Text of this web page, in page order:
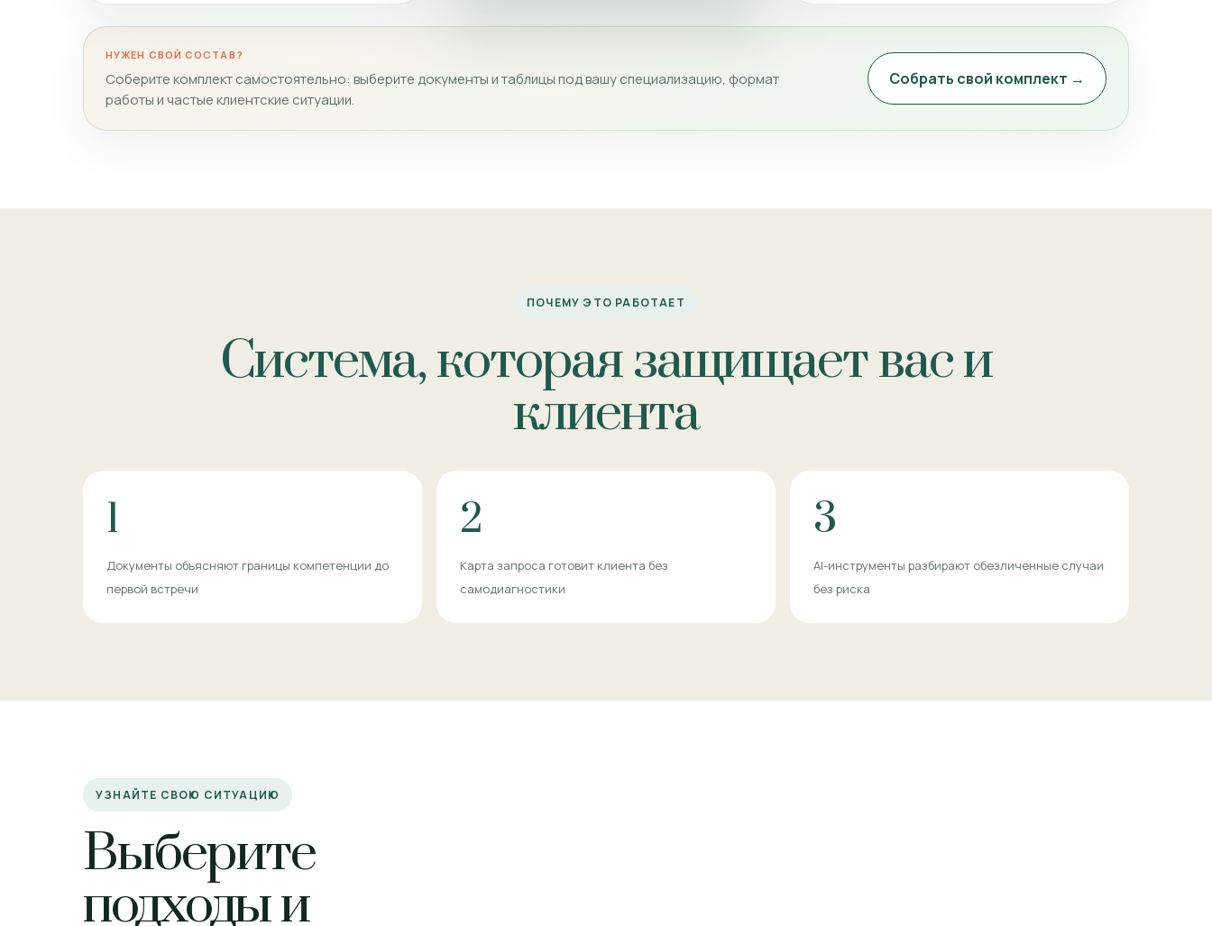
НУЖЕН СВОЙ СОСТАВ?
Соберите комплект самостоятельно: выберите документы и таблицы под вашу специализацию, формат
работы и частые клиентские ситуации.
Собрать свой комплект →
ПОЧЕМУ ЭТО РАБОТАЕТ
Система, которая защищает вас и
клиента
1
Документы объясняют границы компетенции до
первой встречи
2
Карта запроса готовит клиента без
самодиагностики
3
AI-инструменты разбирают обезличенные случаи
без риска
УЗНАЙТЕ СВОЮ СИТУАЦИЮ
Выберите
подходы и